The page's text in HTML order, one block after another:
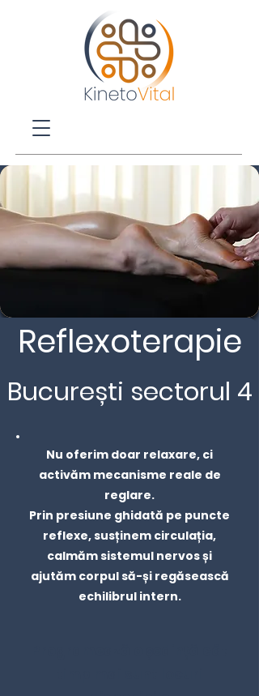
Reflexoterapie
București sectorul 4
Nu oferim doar relaxare, ci
activăm mecanisme reale de
reglare.
Prin presiune ghidată pe puncte
reflexe, susținem circulația,
calmăm sistemul nervos și
ajutăm corpul să-și regăsească
echilibrul intern.